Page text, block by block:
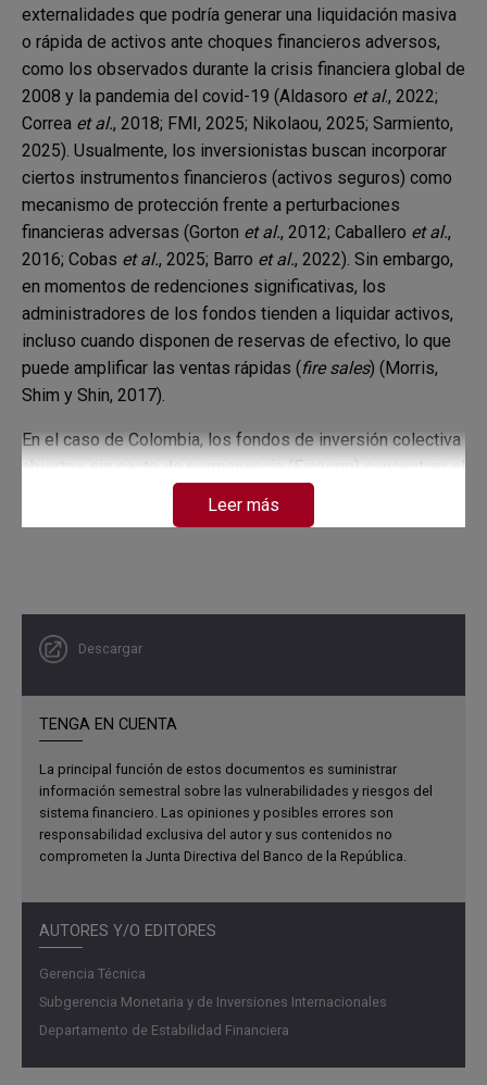
Descargar
TENGA EN CUENTA
La principal función de estos documentos es suministrar
información semestral sobre las vulnerabilidades y riesgos del
sistema financiero. Las opiniones y posibles errores son
responsabilidad exclusiva del autor y sus contenidos no
comprometen la Junta Directiva del Banco de la República.
AUTORES Y/O EDITORES
Gerencia Técnica
Subgerencia Monetaria y de Inversiones Internacionales
Departamento de Estabilidad Financiera
externalidades que podría generar una liquidación masiva
o rápida de activos ante choques financieros adversos,
como los observados durante la crisis financiera global de
2008 y la pandemia del covid-19 (Aldasoro et al., 2022;
Correa et al., 2018; FMI, 2025; Nikolaou, 2025; Sarmiento,
2025). Usualmente, los inversionistas buscan incorporar
ciertos instrumentos financieros (activos seguros) como
mecanismo de protección frente a perturbaciones
financieras adversas (Gorton et al., 2012; Caballero et al.,
2016; Cobas et al., 2025; Barro et al., 2022). Sin embargo,
en momentos de redenciones significativas, los
administradores de los fondos tienden a liquidar activos,
incluso cuando disponen de reservas de efectivo, lo que
puede amplificar las ventas rápidas (fire sales) (Morris,
Shim y Shin, 2017).
En el caso de Colombia, los fondos de inversión colectiva
abiertos sin pacto de permanencia (Ficaspp) concentran el
60 % de los activos de los fondos de inversión colectiva,
equivalente a COP 128 billones (b), y mantienen alrededor
tenencia de CDT en los portafolios de los Ficaspp ha
generado una interdependencia significativa entre las
fondeo de los bancos en periodos de estrés (Müller
2025). En este recuadro se presentan los resultados de
un estudio en desarrollo (Aldasoroet al., 2025) que
emplea información granular del portafolio de inversiones
de los Ficaspp monetarios y balanceados para analizar la
precios de mercado, los aportes netos de los
inversionistas, las características del fondo y las
Leer más